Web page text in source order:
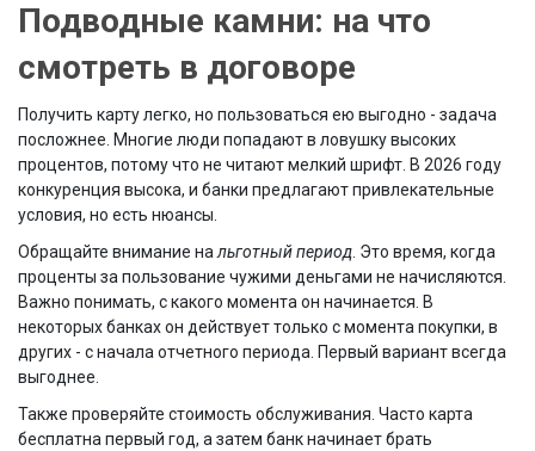
Подводные камни: на что
смотреть в договоре
Получить карту легко, но пользоваться ею выгодно - задача
посложнее. Многие люди попадают в ловушку высоких
процентов, потому что не читают мелкий шрифт. В 2026 году
конкуренция высока, и банки предлагают привлекательные
условия, но есть нюансы.
Обращайте внимание нальготный период. Это время, когда
проценты за пользование чужими деньгами не начисляются.
Важно понимать, с какого момента он начинается. В
некоторых банках он действует только с момента покупки, в
других - с начала отчетного периода. Первый вариант всегда
выгоднее.
Также проверяйте стоимость обслуживания. Часто карта
бесплатна первый год, а затем банк начинает брать